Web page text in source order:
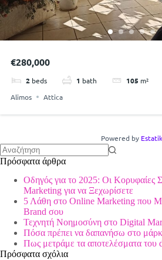
€280,000
2 beds 1 bath 105 m²
Alimos
Attica
Powered by Estatik
No
Πρόσφατα άρθρα
Οδηγός για το 2025: Οι Κορυφαίες
Marketing για να Ξεχωρίσετε
5 Λάθη στο Online Marketing που
Brand σου
Τεχνητή Νοημοσύνη στο Digital
Πόσα πρέπει να δαπανήσω στο
Πως μετράμε τα αποτελέσματα του
Πρόσφατα σχόλια